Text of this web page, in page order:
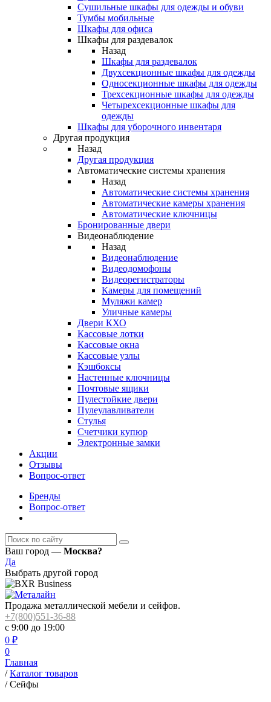
Сушильные шкафы для одежды и обуви
Тумбы мобильные
Шкафы для офиса
Шкафы для раздевалок
Назад
Шкафы для раздевалок
Двухсекционные шкафы для одежды
Односекционные шкафы для одежды
Трехсекционные шкафы для одежды
Четырехсекционные шкафы для
одежды
Шкафы для уборочного инвентаря
Другая продукция
Назад
Другая продукция
Автоматические системы хранения
Назад
Автоматические системы хранения
Автоматические камеры хранения
Автоматические ключницы
Бронированные двери
Видеонаблюдение
Назад
Видеонаблюдение
Видеодомофоны
Видеорегистраторы
Камеры для помещений
Муляжи камер
Уличные камеры
Двери КХО
Кассовые лотки
Кассовые окна
Кассовые узлы
Кэшбоксы
Настенные ключницы
Почтовые ящики
Пулестойкие двери
Пулеулавливатели
Стулья
Счетчики купюр
Электронные замки
Акции
Отзывы
Вопрос-ответ
Бренды
Вопрос-ответ
Ваш город — Москва?
Да
Выбрать другой город
Продажа металлической мебели и сейфов.
+7(800)551-36-88
с 9:00 до 19:00
0 ₽
0
Главная
/ Каталог товаров
/ Сейфы